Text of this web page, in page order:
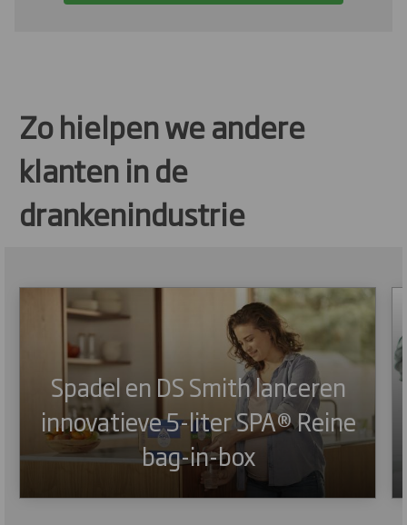
Zo hielpen we andere
klanten in de
drankenindustrie
Spadel en DS Smith lanceren
innovatieve 5-liter SPA® Reine
bag-in-box